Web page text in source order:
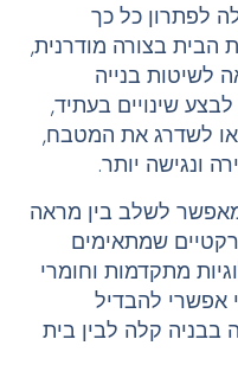
לפתרון כל כך
בצורה מודרנית,
לשיטות בנייה
שינויים בעתיד,
או לשדרג את המטבח,
ונגישה יותר.
לשלב בין מראה
שמתאימים
מתקדמות וחומרי
אפשרי להבדיל
בבניה קלה לבין בית